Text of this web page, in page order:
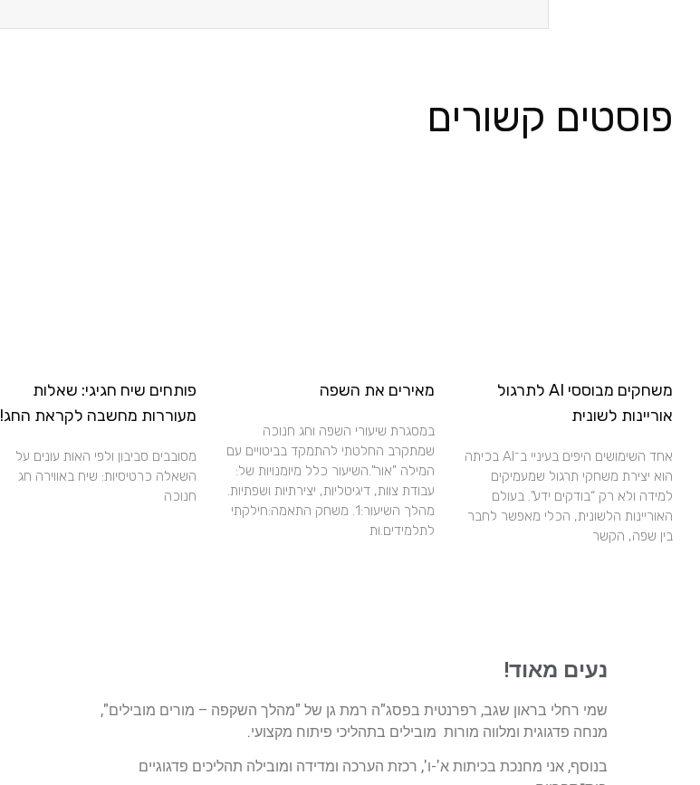
פוסטים קשורים
משחקים מבוססי AI לתרגול
אוריינות לשונית
אחד השימושים היפים בעיניי ב־AI בכיתה
הוא יצירת משחקי תרגול שמעמיקים
למידה ולא רק “בודקים ידע”. בעולם
האוריינות הלשונית, הכלי מאפשר לחבר
בין שפה, הקשר
מאירים את השפה
במסגרת שיעורי השפה וחג חנוכה
שמתקרב החלטתי להתמקד בביטויים עם
המילה "אור".השיעור כלל מיומנויות של:
עבודת צוות, דיגיטליות, יצירתיות ושפתיות.
מהלך השיעור:1. משחק התאמה:חילקתי
לתלמידים.ות
פותחים שיח חגיגי: שאלות
מעוררות מחשבה לקראת החג!
מסובבים סביבון ולפי האות עונים על
השאלה כרטיסיות: שיח באווירה חג
חנוכה
נעים מאוד!
שמי רחלי בראון שגב, רפרנטית בפסג"ה רמת גן של "מהלך השקפה – מורים מובילים",
מנחה פדגוגית ומלווה מורות מובילים בתהליכי פיתוח מקצועי.
בנוסף, אני מחנכת בכיתות א'-ו', רכזת הערכה ומדידה ומובילה תהליכים פדגוגיים